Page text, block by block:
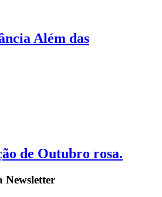
Além das
de Outubro rosa.
Newsletter